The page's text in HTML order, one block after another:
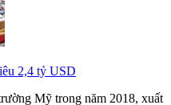
2,4 tỷ USD
Mỹ trong năm 2018, xuất